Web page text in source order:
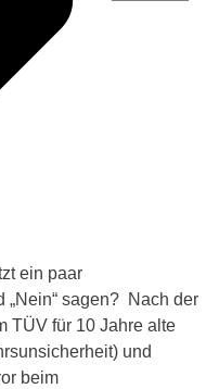
ein paar
„Nein“ sagen? Nach der
TÜV für 10 Jahre alte
und
beim